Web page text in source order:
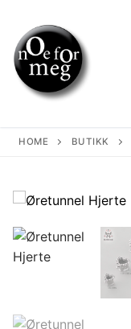
content
HOME BUTIKK